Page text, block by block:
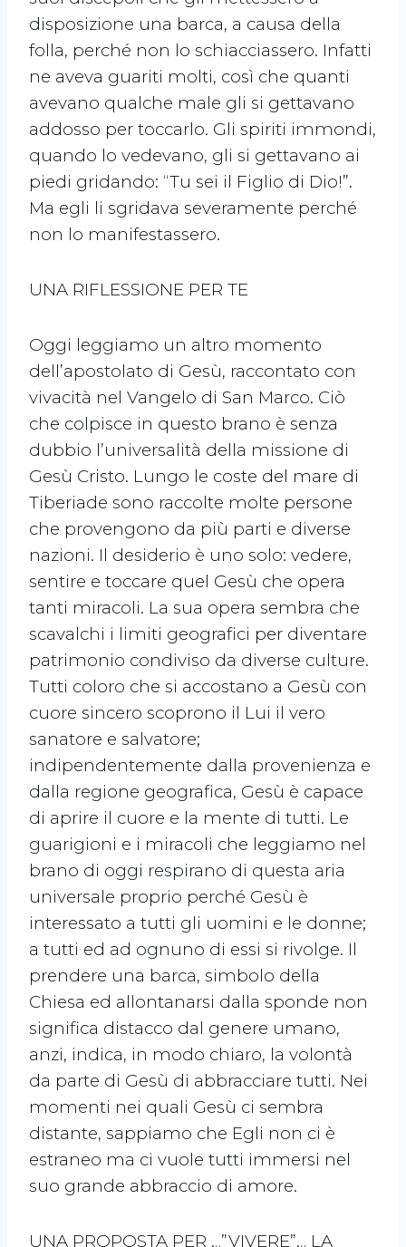
disposizione una barca, a causa della
folla, perché non lo schiacciassero. Infatti
ne aveva guariti molti, così che quanti
avevano qualche male gli si gettavano
addosso per toccarlo. Gli spiriti immondi,
quando lo vedevano, gli si gettavano ai
piedi gridando: “Tu sei il Figlio di Dio!”.
Ma egli li sgridava severamente perché
non lo manifestassero.
UNA RIFLESSIONE PER TE
Oggi leggiamo un altro momento
dell’apostolato di Gesù, raccontato con
vivacità nel Vangelo di San Marco. Ciò
che colpisce in questo brano è senza
dubbio l’universalità della missione di
Gesù Cristo. Lungo le coste del mare di
Tiberiade sono raccolte molte persone
che provengono da più parti e diverse
nazioni. Il desiderio è uno solo: vedere,
sentire e toccare quel Gesù che opera
tanti miracoli. La sua opera sembra che
scavalchi i limiti geografici per diventare
patrimonio condiviso da diverse culture.
Tutti coloro che si accostano a Gesù con
cuore sincero scoprono il Lui il vero
sanatore e salvatore;
indipendentemente dalla provenienza e
dalla regione geografica, Gesù è capace
di aprire il cuore e la mente di tutti. Le
guarigioni e i miracoli che leggiamo nel
brano di oggi respirano di questa aria
universale proprio perché Gesù è
interessato a tutti gli uomini e le donne;
a tutti ed ad ognuno di essi si rivolge. Il
prendere una barca, simbolo della
Chiesa ed allontanarsi dalla sponde non
significa distacco dal genere umano,
anzi, indica, in modo chiaro, la volontà
da parte di Gesù di abbracciare tutti. Nei
momenti nei quali Gesù ci sembra
distante, sappiamo che Egli non ci è
estraneo ma ci vuole tutti immersi nel
suo grande abbraccio di amore.
UNA PROPOSTA PER …”VIVERE”… LA